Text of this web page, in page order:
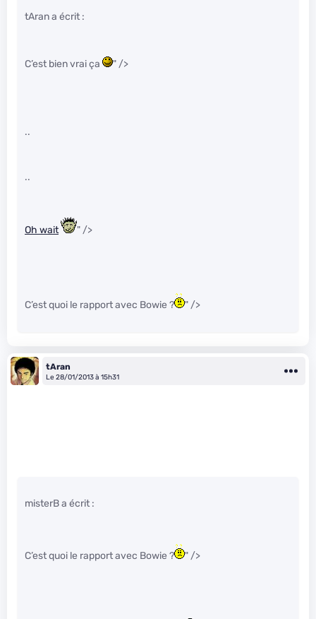
tAran a écrit :
C’est bien vrai ça " />
..
..
Oh wait " />
C’est quoi le rapport avec Bowie ? " />
tAran
Le 28/01/2013 à 15h31
misterB a écrit :
C’est quoi le rapport avec Bowie ? " />